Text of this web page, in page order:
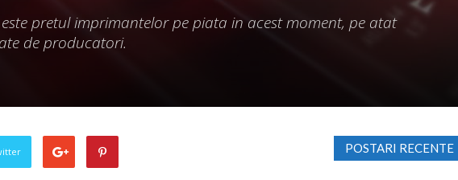
pretul imprimantelor pe piata in acest moment, pe atat
de producatori.
POSTARI RECENTE